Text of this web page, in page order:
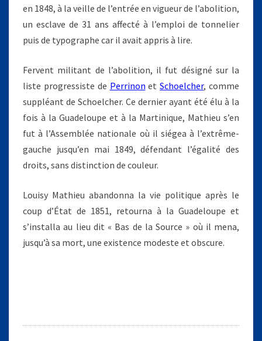
-
1
7
)
en 1848, à la veille de l’entrée en vigueur de l’abolition,
un esclave de 31 ans affecté à l’emploi de tonnelier
puis de typographe car il avait appris à lire.
Fervent militant de l’abolition, il fut désigné sur la
liste progressiste de Perrinon etSchoelcher, comme
suppléant de Schoelcher. Ce dernier ayant été élu à la
fois à la Guadeloupe et à la Martinique, Mathieu s’en
fut à l’Assemblée nationale où il siégea à l’extrême-
gauche jusqu’en mai 1849, défendant l’égalité des
droits, sans distinction de couleur.
Louisy Mathieu abandonna la vie politique après le
coup d’État de 1851, retourna à la Guadeloupe et
s’installa au lieu dit « Bas de la Source » où il mena,
jusqu’à sa mort, une existence modeste et obscure.